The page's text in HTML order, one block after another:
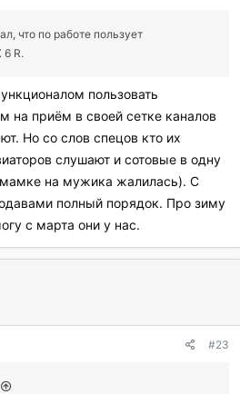
что по работе пользует
6 R.
пользовать
на приём в своей сетке каналов
Но со слов спецов кто их
слушают и сотовые в одну
на мужика жалилась). С
полный порядок. Про зиму
с марта они у нас.
#23